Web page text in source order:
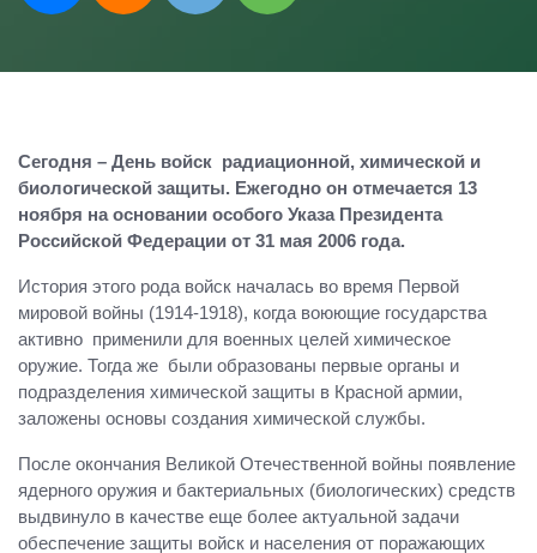
Сегодня – День войск радиационной, химической и
биологической защиты. Ежегодно он отмечается 13
ноября на основании особого Указа Президента
Российской Федерации от 31 мая 2006 года.
История этого рода войск началась во время Первой
мировой войны (1914-1918), когда воюющие государства
активно применили для военных целей химическое
оружие. Тогда же были образованы первые органы и
подразделения химической защиты в Красной армии,
заложены основы создания химической службы.
После окончания Великой Отечественной войны появление
ядерного оружия и бактериальных (биологических) средств
выдвинуло в качестве еще более актуальной задачи
обеспечение защиты войск и населения от поражающих